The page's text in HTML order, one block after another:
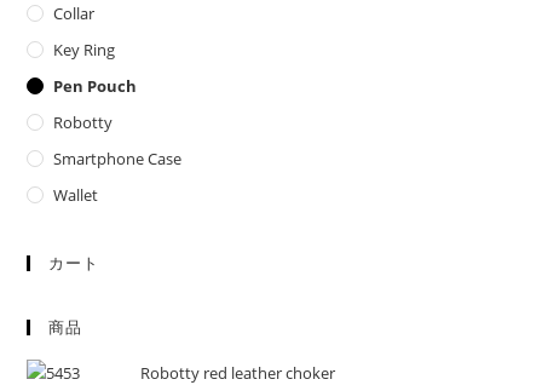
Collar
Key Ring
Pen Pouch
Robotty
Smartphone Case
Wallet
カート
商品
Robotty red leather choker